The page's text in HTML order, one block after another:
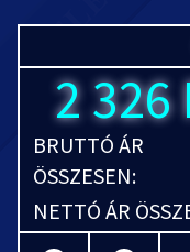
2 326
BRUTTÓ ÁR
ÖSSZESEN:
NETTÓ ÁR